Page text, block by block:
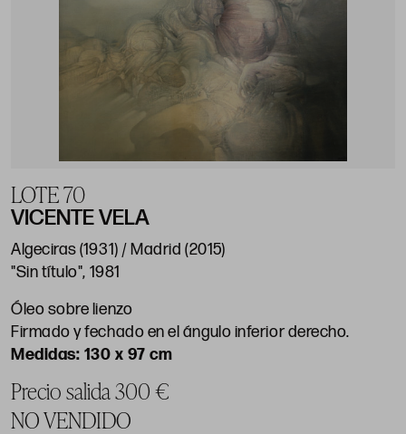
LOTE 70
VICENTE VELA
Algeciras (1931) / Madrid (2015)
"Sin título", 1981
Óleo sobre lienzo
Firmado y fechado en el ángulo inferior derecho.
130 x 97 cm
Precio salida 300 €
NO VENDIDO